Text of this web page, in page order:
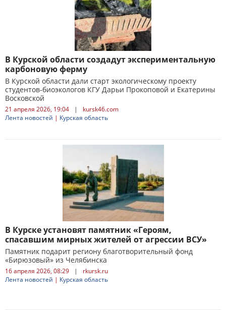
В Курской области создадут экспериментальную
карбоновую ферму
В Курской области дали старт экологическому проекту
студентов-биоэкологов КГУ Дарьи Прокоповой и Екатерины
Восковской
21 апреля 2026, 19:04 |
kursk46.com
Лента новостей | Курская область
В Курске установят памятник «Героям,
спасавшим мирных жителей от агрессии ВСУ»
Памятник подарит региону благотворительный фонд
«Бирюзовый» из Челябинска
16 апреля 2026, 08:29 |
rkursk.ru
Лента новостей | Курская область